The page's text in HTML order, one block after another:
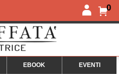
0
EBOOK EVENTI